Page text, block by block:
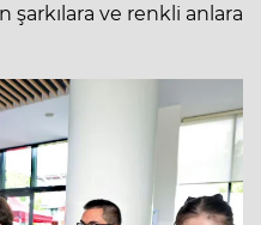
şarkılara ve renkli anlara